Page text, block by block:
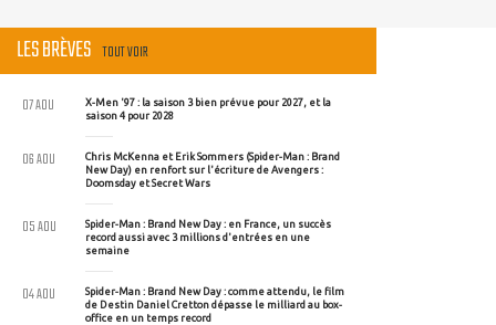
LES BRÈVES TOUT VOIR
X-Men '97 : la saison 3 bien prévue pour 2027, et la
saison 4 pour 2028
07 AOU
Chris McKenna et Erik Sommers (Spider-Man : Brand
New Day) en renfort sur l'écriture de Avengers :
Doomsday et Secret Wars
06 AOU
Spider-Man : Brand New Day : en France, un succès
record aussi avec 3 millions d'entrées en une
semaine
05 AOU
Spider-Man : Brand New Day : comme attendu, le film
de Destin Daniel Cretton dépasse le milliard au box-
office en un temps record
04 AOU